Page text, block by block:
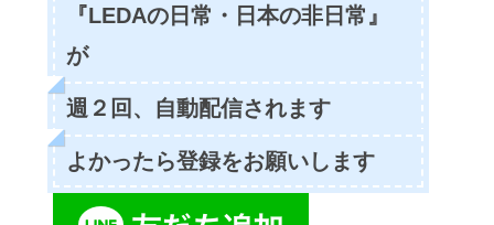
『LEDAの日常・日本の非日常』
が
週２回、自動配信されます
よかったら登録をお願いします